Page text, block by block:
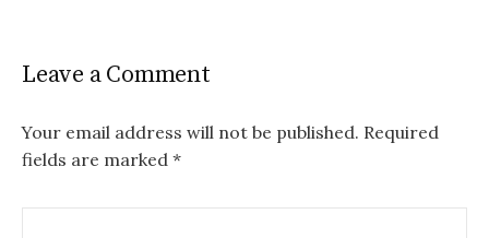
Leave a Comment
Your email address will not be published. Required
fields are marked *